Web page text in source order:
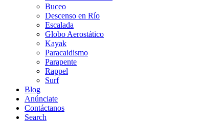
Buceo
Descenso en Río
Escalada
Globo Aerostático
Kayak
Paracaidismo
Parapente
Rappel
Surf
Blog
Anúnciate
Contáctanos
Search